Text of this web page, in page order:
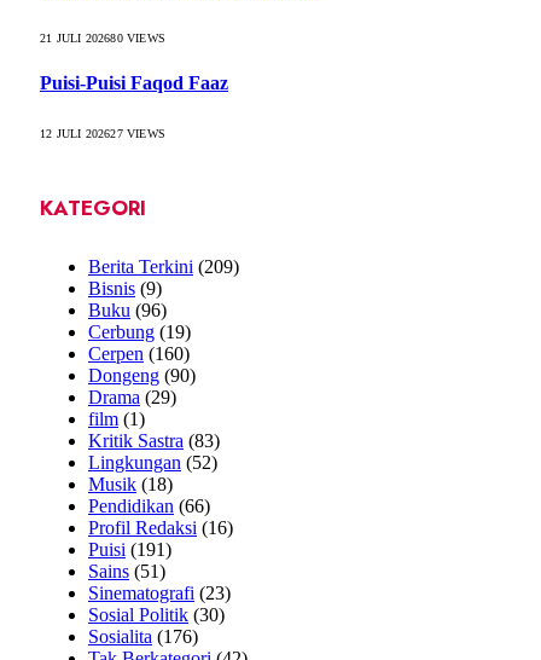
21 JULI 202680VIEWS
Puisi-Puisi Faqod Faaz
12 JULI 202627VIEWS
KATEGORI
Berita Terkini (209)
Bisnis (9)
Buku (96)
Cerbung (19)
Cerpen (160)
Dongeng (90)
Drama (29)
film (1)
Kritik Sastra (83)
Lingkungan (52)
Musik (18)
Pendidikan (66)
Profil Redaksi (16)
Puisi (191)
Sains (51)
Sinematografi (23)
Sosial Politik (30)
Sosialita (176)